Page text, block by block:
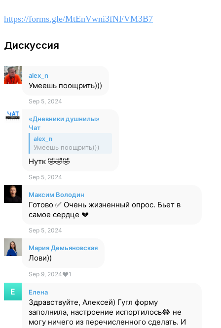
https://forms.gle/MtEnVwni3fNFVM3B7
Дискуссия
alex_n
Умеешь поощрить)))
Sep 5, 2024
«Дневники душнилы»
Чат
alex_n
Умеешь поощрить)))
Нутк 🤣🤣🤣
Sep 5, 2024
Максим Володин
Готово ✅ Очень жизненный опрос. Бьет в
самое сердце 💔
Sep 5, 2024
Мария Демьяновская
Лови))
Sep 9, 2024❤1
Елена
Здравствуйте, Алексей) Гугл форму
заполнила, настроение испортилось😂 не
могу ничего из перечисленного сделать. И